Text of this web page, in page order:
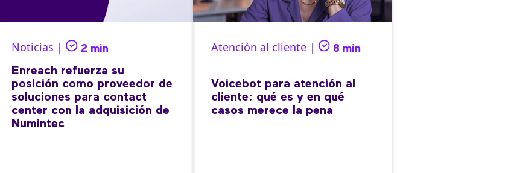
Noticias | 2 min
Enreach refuerza su
posición como proveedor de
soluciones para contact
center con la adquisición de
Numintec
Atención al cliente | 8 min
Voicebot para atención al
cliente: qué es y en qué
casos merece la pena